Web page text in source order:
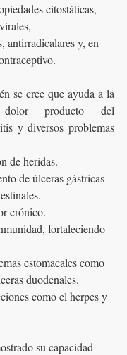
citostáticas,
antirradicalares y, en
se cree que ayuda a la
producto del
y diversos problemas
de heridas.
de úlceras gástricas
crónico.
fortaleciendo
estomacales como
duodenales.
como el herpes y
su capacidad